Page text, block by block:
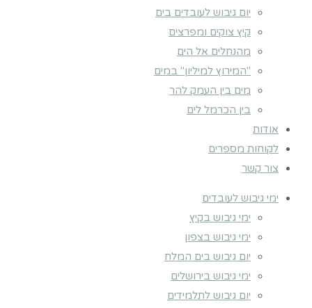
יום גיבוש לעובדים בים
קיץ צוקים ומפרצים
מהנחלים אל הים
"המירוץ למיליון" במים
מים בין העמק להר
בין הכרמל לים
אודות
לקוחות מספרים
צור קשר
ימי גיבוש לעובדים
ימי גיבוש בקיץ
ימי גיבוש בצפון
יום גיבוש בים המלח
ימי גיבוש בירושלים
יום גיבוש לתלמידים